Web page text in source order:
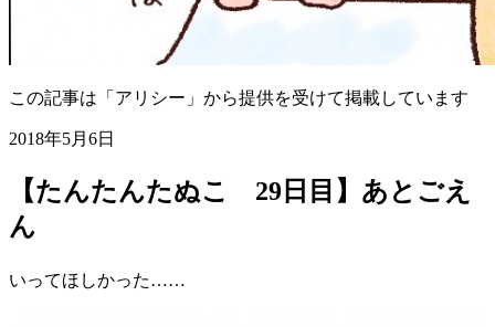
この記事は「アリシー」から提供を受けて掲載しています
2018年5月6日
【たんたんたぬこ 29日目】あとごえ
ん
いってほしかった……